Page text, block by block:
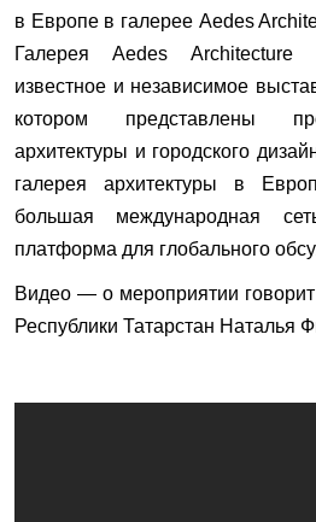
в Европе в галерее Aedes
Галерея Aedes
известное и независимое
котором представлены
архитектуры и городского
галерея архитектуры в
большая международная
платформа для глобального
Видео — о мероприятии
Республики Татарстан Наталья